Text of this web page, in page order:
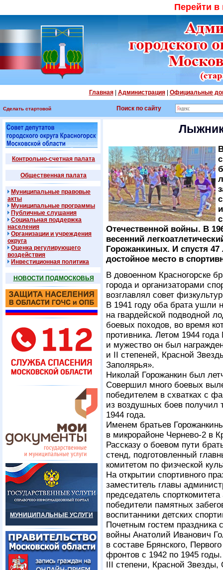
Перейти
Главная| Администрация| Официальные
Сделать стартовой Поиск по сайту
Контрольно-счетная палата
Общественная палата
Муниципальные правовые
акты
Муниципальные программы
Публичные слушания
Социальная поддержка
населения
Организации и учреждения
округа
Оценка регулирующего
воздействия
Инвестиционная политика
НОВОСТИ ПОДМОСКОВЬЯ
МУНИЦИПАЛЬНЫЕ УСЛУГИ
Отечественной войны. В
весенний
Горожанкиных. И спустя 47
достойное место в
В довоенном Красногорске
города и организаторами
возглавлял совет
В 1941 году оба брата ушли
на гвардейской подводной
боевых походов, во время
противника. Летом 1944
и мужество он был
и II степеней, Красной
Заполярья».
Николай Горожанкин был
Совершил много боевых
победителем в схватках с
из воздушных боев получил
1944 года.
Именем братьев
в микрорайоне Чернево-2 в
Рассказу о боевом пути
стенд, подготовленный
комитетом по физческой
На открытии спортивного
заместитель главы
председатель
победители памятных
воспитанники детских
Почетным гостем праздника
войны Анатолий Иванович
в составе Брянского,
фронтов с 1942 по 1945
III степени, Красной Звезды,